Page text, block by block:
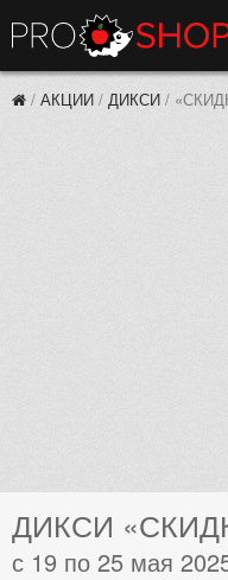
/ АКЦИИ / ДИКСИ /
ДИКСИ
с 19 по 25 мая